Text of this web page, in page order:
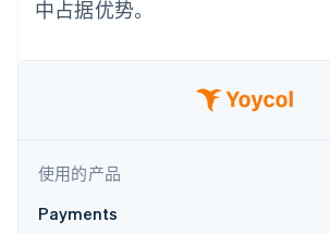
初创企业注册
Climate
中占据优势。
使用的产品
Payments